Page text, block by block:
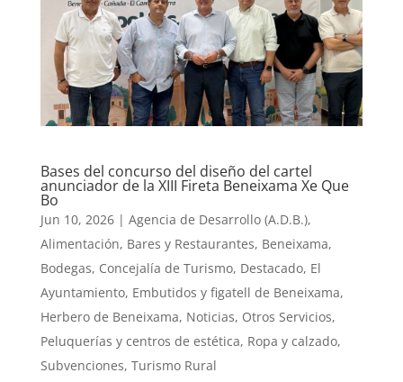
Bases del concurso del diseño del cartel
anunciador de la XIII Fireta Beneixama Xe Que
Bo
Jun 10, 2026| Agencia de Desarrollo (A.D.B.),
Alimentación, Bares y Restaurantes, Beneixama,
Bodegas, Concejalía de Turismo, Destacado, El
Ayuntamiento, Embutidos y figatell de Beneixama,
Herbero de Beneixama, Noticias, Otros Servicios,
Peluquerías y centros de estética, Ropa y calzado,
Subvenciones, Turismo Rural